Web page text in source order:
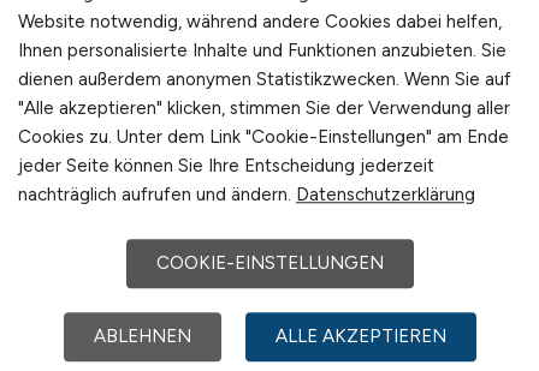
IT Application Support Specialist
Logistik(m/w/d)
CCV GmbH
01.08.2026
Au in der Hallertau
Website notwendig, während andere Cookies dabei helfen,
Ihnen personalisierte Inhalte und Funktionen anzubieten. Sie
dienen außerdem anonymen Statistikzwecken. Wenn Sie auf
"Alle akzeptieren" klicken, stimmen Sie der Verwendung aller
Cookies zu. Unter dem Link "Cookie-Einstellungen" am Ende
jeder Seite können Sie Ihre Entscheidung jederzeit
nachträglich aufrufen und ändern. Datenschutzerklärung
COOKIE-EINSTELLUNGEN
ABLEHNEN ALLE AKZEPTIEREN